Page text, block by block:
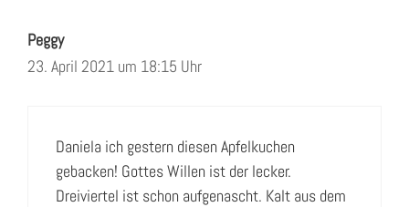
Peggy
23. April 2021 um 18:15 Uhr
Daniela ich gestern diesen Apfelkuchen
gebacken! Gottes Willen ist der lecker.
Dreiviertel ist schon aufgenascht. Kalt aus dem